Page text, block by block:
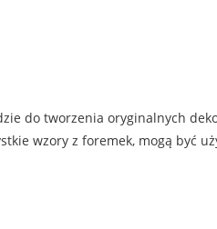
do tworzenia oryginalnych
wzory z foremek, mogą być